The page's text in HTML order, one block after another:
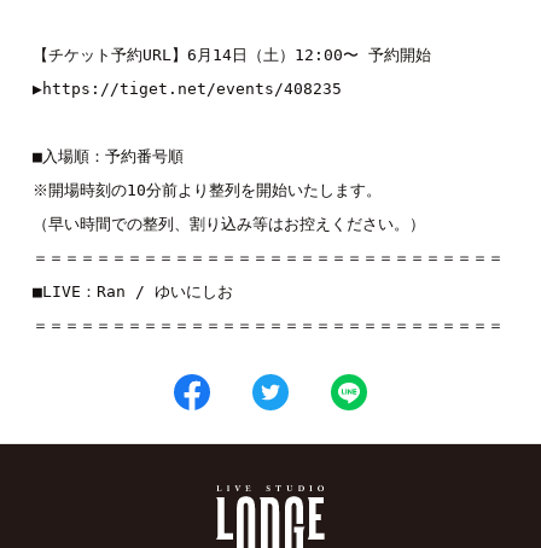
【チケット予約URL】6月14日（土）12:00〜 予約開始
▶︎https://tiget.net/events/408235
■入場順：予約番号順
※開場時刻の10分前より整列を開始いたします。
（早い時間での整列、割り込み等はお控えください。）
＝＝＝＝＝＝＝＝＝＝＝＝＝＝＝＝＝＝＝＝＝＝＝＝＝＝＝＝＝＝
■LIVE： Ran / ゆいにしお
＝＝＝＝＝＝＝＝＝＝＝＝＝＝＝＝＝＝＝＝＝＝＝＝＝＝＝＝＝＝